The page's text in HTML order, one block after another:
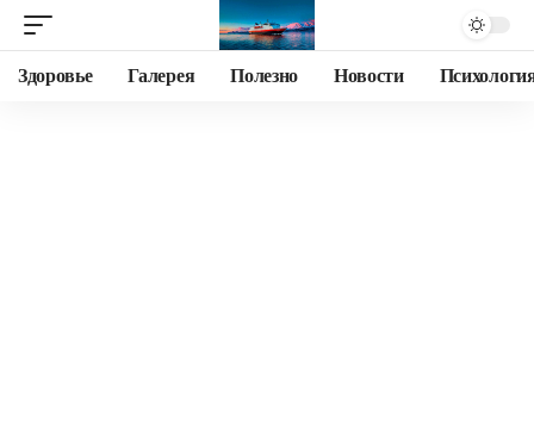
Здоровье Галерея Полезно Новости